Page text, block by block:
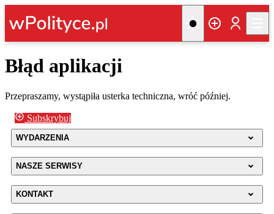
Błąd aplikacji
Przepraszamy, wystąpiła usterka techniczna, wróć później.
Subskrybuj
WYDARZENIA
NASZE SERWISY
KONTAKT